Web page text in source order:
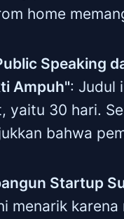
home
Speaking
Ampuh": Judul
yaitu 30 hari.
bahwa
Startup
menarik